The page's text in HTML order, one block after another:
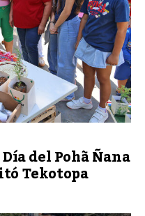
del Pohã Ñana
Tekotopa